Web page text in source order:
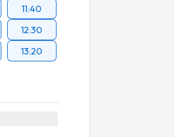
11:40
12:30
13:20